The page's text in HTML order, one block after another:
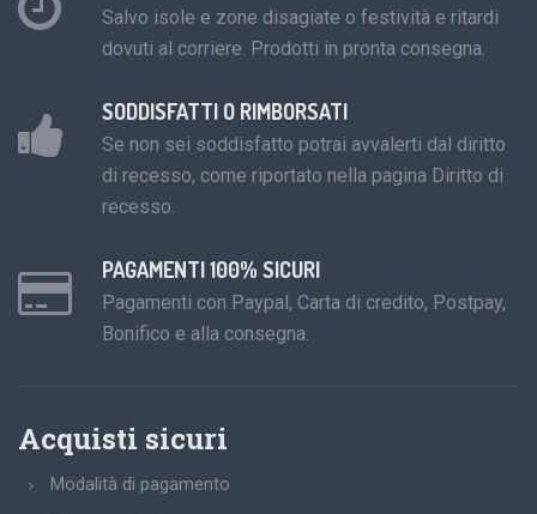
Salvo isole e zone disagiate o festività e ritardi
dovuti al corriere. Prodotti in pronta consegna.
SODDISFATTI O RIMBORSATI
Se non sei soddisfatto potrai avvalerti dal diritto
di recesso, come riportato nella pagina Diritto di
recesso.
PAGAMENTI 100% SICURI
Pagamenti con Paypal, Carta di credito, Postpay,
Bonifico e alla consegna.
Acquisti sicuri
Modalità di pagamento